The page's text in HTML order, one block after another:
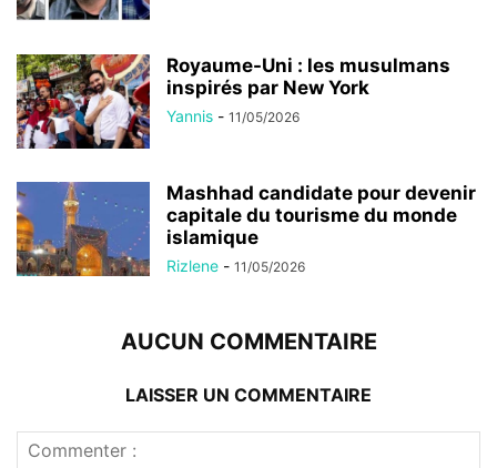
Royaume-Uni : les musulmans
inspirés par New York
Yannis - 11/05/2026
Mashhad candidate pour devenir
capitale du tourisme du monde
islamique
Rizlene - 11/05/2026
AUCUN COMMENTAIRE
LAISSER UN COMMENTAIRE